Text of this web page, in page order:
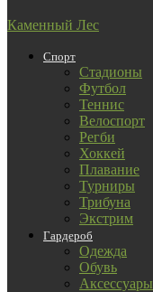
Каменный Лес
Спорт
Стадионы
Футбол
Теннис
Велоспорт
Регби
Хоккей
Плавание
Турниры
Трибуна
Экстрим
Гардероб
Одежда
Обувь
Аксессуары